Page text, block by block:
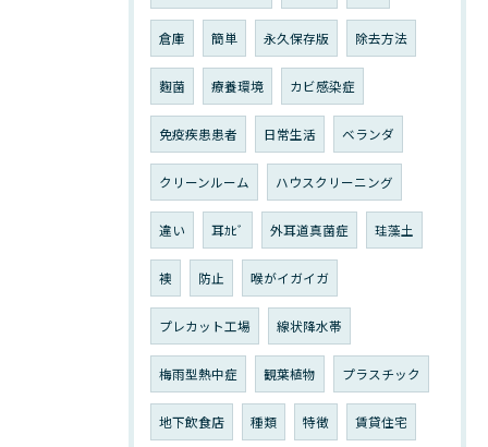
倉庫 簡単 永久保存版 除去方法
麴菌 療養環境 カビ感染症
免疫疾患患者 日常生活 ベランダ
クリーンルーム ハウスクリーニング
違い 耳ｶﾋﾞ 外耳道真菌症 珪藻土
襖 防止 喉がイガイガ
プレカット工場 線状降水帯
梅雨型熱中症 観葉植物 プラスチック
地下飲食店 種類 特徴 賃貸住宅